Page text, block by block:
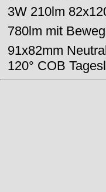
3W 210lm
780lm mit
91x82mm
120° COB